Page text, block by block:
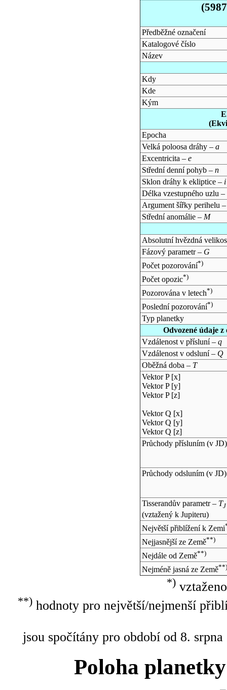
Předběžné označení
Katalogové číslo
Název
Kdy
Kde
Kým
Epocha
Velká poloosa dráhy – a
Excentricita – e
Střední denní pohyb – n
Sklon dráhy k ekliptice – i
Délka vzestupného uzlu –
Argument šířky perihelu
Střední anomálie – M
Absolutní hvězdná
Fázový parametr – G
Počet pozorování*)
Počet opozic*)
Pozorována v letech*)
Poslední pozorování*)
Typ planetky
Odvozené údaje
Vzdálenost v přísluní – q
Vzdálenost v odsluní – Q
Oběžná doba – T
Vektor P [x]
Vektor P [y]
Vektor P [z]
Vektor Q [x]
Vektor Q [y]
Vektor Q [z]
Průchody přísluním (v JD)
Průchody odsluním (v JD)
Tisserandův parametr – TJ
(vztažený k Jupiteru)
Největší přiblížení k Zemi
Nejjasnější ze Země**)
Nejdále od Země**)
Nejméně jasná ze Země**)
*)
**)hodnoty pro největší/nejmenší
jsou spočítány pro období od 8.
Poloha